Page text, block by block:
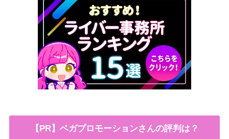
【PR】ベガプロモーションさんの評判は？